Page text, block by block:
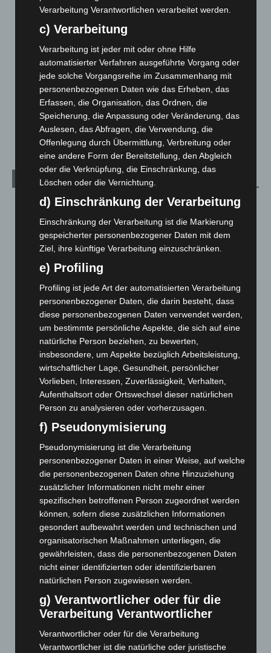
Langenhagen und Ortsteile
Menschen
Über uns
Veranstaltungen
Archiv
August 2026(14)
Juli 2026(73)
Juni 2026(139)
April 2026
(115)
Februar 2026(109)
Januar 2026(122)
Dezember 2025(103)
November 2025(114)
Oktober 2025(112)
September 2025(93)
August 2025(90)
Juli 2025
(90)
Juni 2025(103)
Mai 2025(112)
April 2025(88)
März 2025(111)
Februar 2025(96)
Januar 2025(88)
Dezember 2024(89)
November 2024 (94)
Oktober 2024(93)
(112)
August 2024
(107)
Verarbeitung Verantwortlichen verarbeitet werden.
c) Verarbeitung
Verarbeitung ist jeder mit oder ohne Hilfe
automatisierter Verfahren ausgeführte Vorgang oder
jede solche Vorgangsreihe im Zusammenhang mit
personenbezogenen Daten wie das Erheben, das
Erfassen, die Organisation, das Ordnen, die
Speicherung, die Anpassung oder Veränderung, das
Auslesen, das Abfragen, die Verwendung, die
Offenlegung durch Übermittlung, Verbreitung oder
eine andere Form der Bereitstellung, den Abgleich
oder die Verknüpfung, die Einschränkung, das
Löschen oder die Vernichtung.
d) Einschränkung der Verarbeitung
Einschränkung der Verarbeitung ist die Markierung
gespeicherter personenbezogener Daten mit dem
Ziel, ihre künftige Verarbeitung einzuschränken.
e) Profiling
Profiling ist jede Art der automatisierten Verarbeitung
personenbezogener Daten, die darin besteht, dass
diese personenbezogenen Daten verwendet werden,
um bestimmte persönliche Aspekte, die sich auf eine
natürliche Person beziehen, zu bewerten,
insbesondere, um Aspekte bezüglich Arbeitsleistung,
wirtschaftlicher Lage, Gesundheit, persönlicher
Vorlieben, Interessen, Zuverlässigkeit, Verhalten,
Aufenthaltsort oder Ortswechsel dieser natürlichen
Person zu analysieren oder vorherzusagen.
f) Pseudonymisierung
Pseudonymisierung ist die Verarbeitung
personenbezogener Daten in einer Weise, auf welche
die personenbezogenen Daten ohne Hinzuziehung
zusätzlicher Informationen nicht mehr einer
spezifischen betroffenen Person zugeordnet werden
können, sofern diese zusätzlichen Informationen
gesondert aufbewahrt werden und technischen und
organisatorischen Maßnahmen unterliegen, die
gewährleisten, dass die personenbezogenen Daten
nicht einer identifizierten oder identifizierbaren
natürlichen Person zugewiesen werden.
g) Verantwortlicher oder für die
Verarbeitung Verantwortlicher
Verantwortlicher oder für die Verarbeitung
Verantwortlicher ist die natürliche oder juristische